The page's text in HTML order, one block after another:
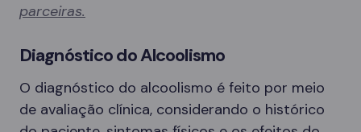
parceiras.
Diagnóstico do Alcoolismo
O diagnóstico do alcoolismo é feito por meio
de avaliação clínica, considerando o histórico